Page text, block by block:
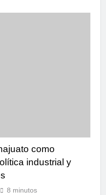
como
industrial y
8 minutos